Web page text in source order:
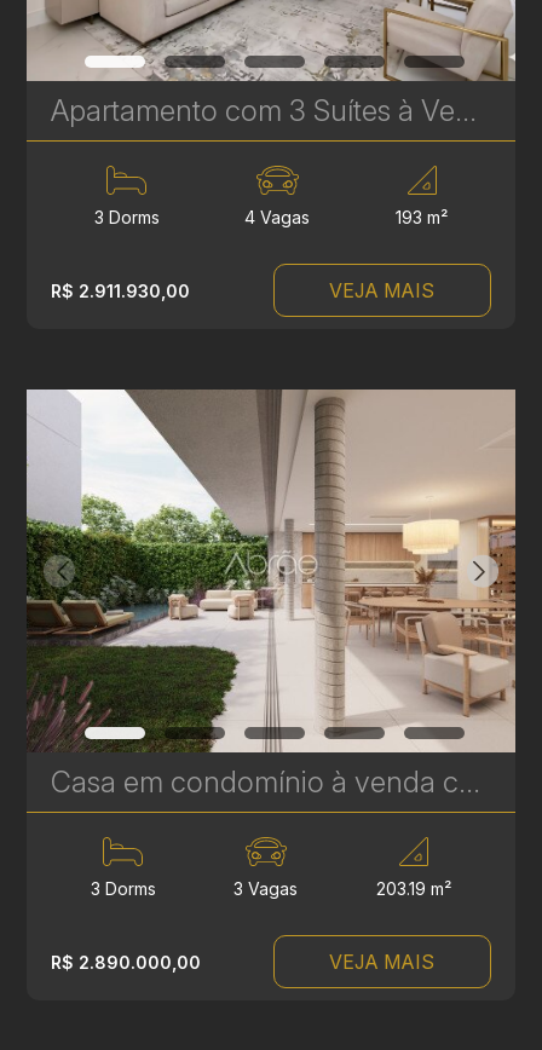
Apartamento com 3 Suítes à Venda no LandHaus Plaenge – 193 m² no Ecoville | Ref. 615
3 Dorms 4 Vagas 193 m²
R$ 2.911.930,00 VEJA MAIS
Casa em condomínio à venda com 3 suítes em Campina do Siqueira - 302,69 m² privativos - Casa Áurea | Ref. 1780
3 Dorms 3 Vagas 203.19 m²
R$ 2.890.000,00 VEJA MAIS